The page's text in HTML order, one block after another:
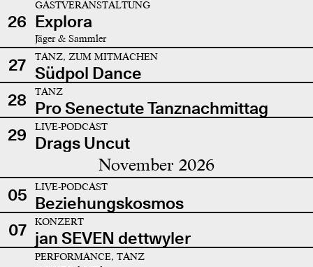
26
GASTVERANSTALTUNG
Explora
Jäger & Sammler
27 TANZ, ZUM MITMACHEN
Südpol Dance
28
TANZ
Pro Senectute Tanznachmittag
29
LIVE-PODCAST
Drags Uncut
November 2026
05 LIVE-PODCAST
Beziehungskosmos
07
KONZERT
jan SEVEN dettwyler
PERFORMANCE, TANZ